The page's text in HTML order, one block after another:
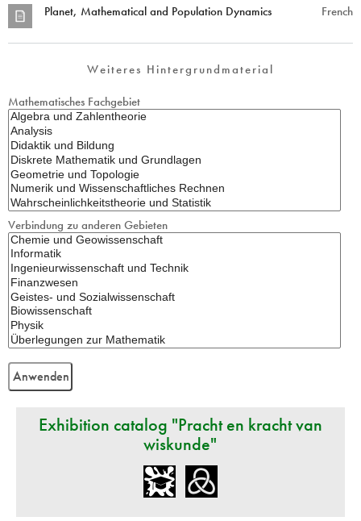
French
Planet, Mathematical and Population Dynamics
Weiteres Hintergrundmaterial
Mathematisches Fachgebiet
Verbindung zu anderen Gebieten
Exhibition catalog "Pracht en kracht van
wiskunde"